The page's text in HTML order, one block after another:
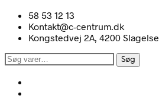
58 53 12 13
Kontakt@c-centrum.dk
Kongstedvej 2A, 4200 Slagelse
Søg
Søg